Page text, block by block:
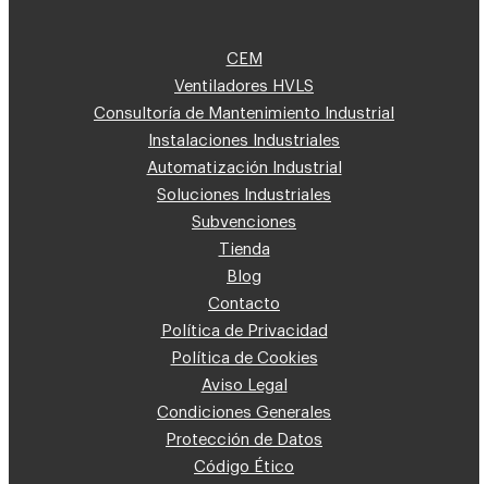
CEM
Ventiladores HVLS
Consultoría de Mantenimiento Industrial
Instalaciones Industriales
Automatización Industrial
Soluciones Industriales
Subvenciones
Tienda
Blog
Contacto
Política de Privacidad
Política de Cookies
Aviso Legal
Condiciones Generales
Protección de Datos
Código Ético